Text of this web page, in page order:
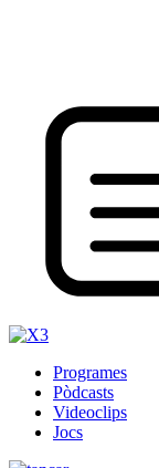
Programes
Pòdcasts
Videoclips
Jocs